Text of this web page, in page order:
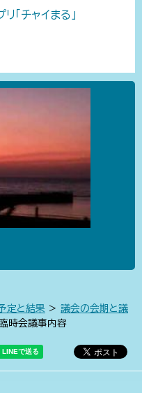
「チャイまる」
定と結果 > 議会の会期と議
時会議事内容